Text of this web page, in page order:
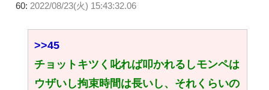
60: 2022/08/23(火) 15:43:32.06
>>45
チョットキツく叱れば叩かれるしモンペは
ウザいし拘束時間は長いし、それくらいの